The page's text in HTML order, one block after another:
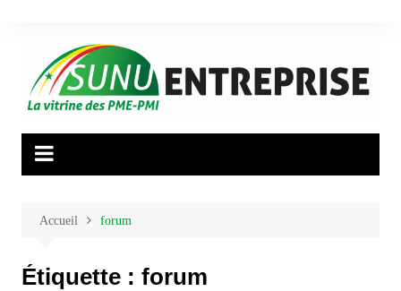
Accueil forum
Étiquette : forum